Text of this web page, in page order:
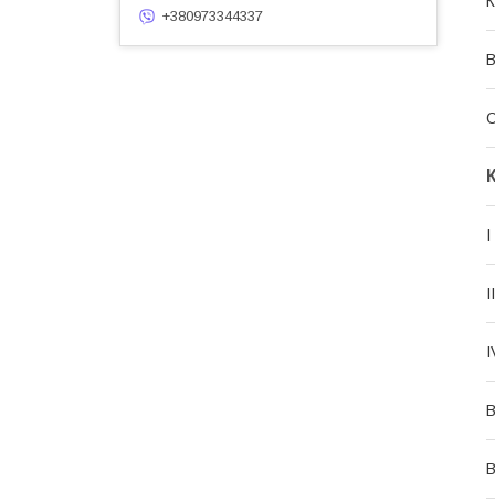
I
+380973344337